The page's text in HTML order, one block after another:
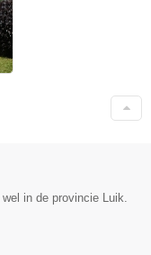
in de provincie Luik.